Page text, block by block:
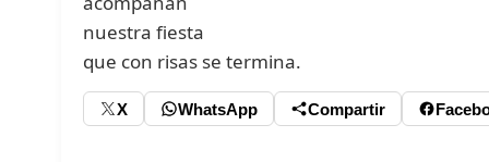
nuestra fiesta
que con risas se termina.
X WhatsApp Compartir